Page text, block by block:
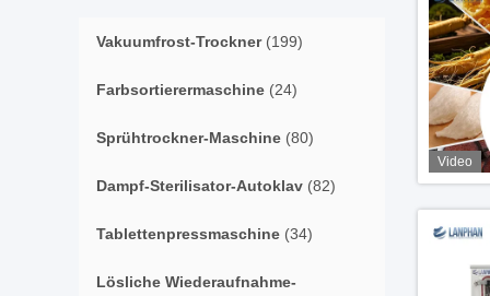
Vakuumfrost-Trockner(199)
Farbsortierermaschine (24)
Sprühtrockner-Maschine (80)
Dampf-Sterilisator-Autoklav (82)
Tablettenpressmaschine (34)
Lösliche Wiederaufnahme-
Video